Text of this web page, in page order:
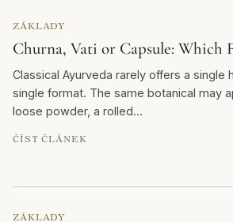
ZÁKLADY
Churna, Vati or Capsule: Which
Classical Ayurveda rarely offers a single
single format. The same botanical may
loose powder, a rolled…
ČÍST ČLÁNEK
ZÁKLADY